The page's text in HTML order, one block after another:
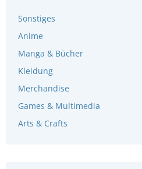
Sonstiges
Anime
Manga & Bücher
Kleidung
Merchandise
Games & Multimedia
Arts & Crafts